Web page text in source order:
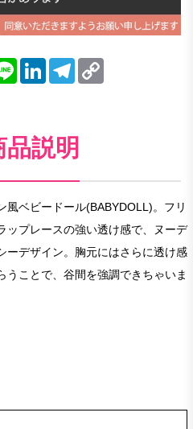
Line LinkedInTelegram
品説明
風ベビードール(BABYDOLL)。フリ
ップレースの強い透け感で、ヌーデ
ーデザイン。胸元にはさらに透け感
うことで、谷間を強調できちゃいま